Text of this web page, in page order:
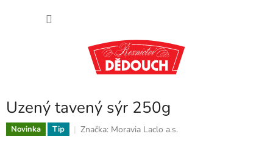
Uzený tavený sýr 250g
Novinka Tip Značka: Moravia Laclo a.s.